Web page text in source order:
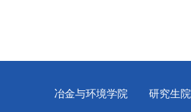
冶金与环境学院 研究生院